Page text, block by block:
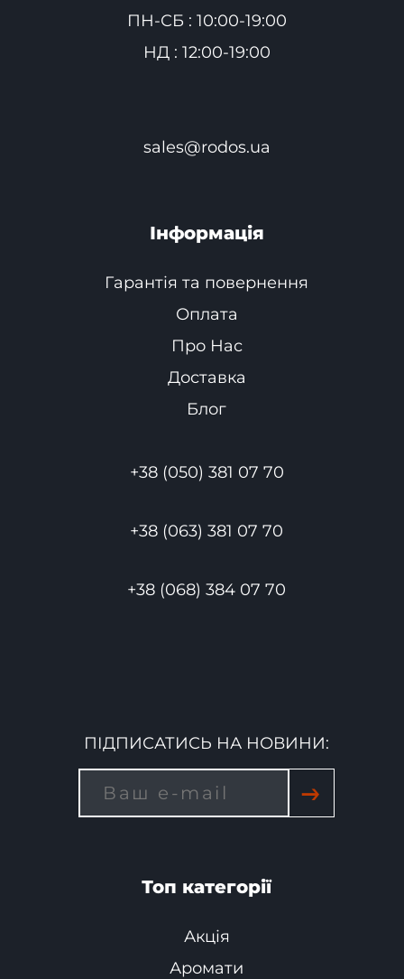
ПН-СБ : 10:00-19:00
НД : 12:00-19:00
sales@rodos.ua
Інформація
Гарантія та повернення
Оплата
Про Нас
Доставка
Блог
+38 (050) 381 07 70
+38 (063) 381 07 70
+38 (068) 384 07 70
ПІДПИСАТИСЬ НА НОВИНИ:
→
Топ категорії
Акція
Аромати